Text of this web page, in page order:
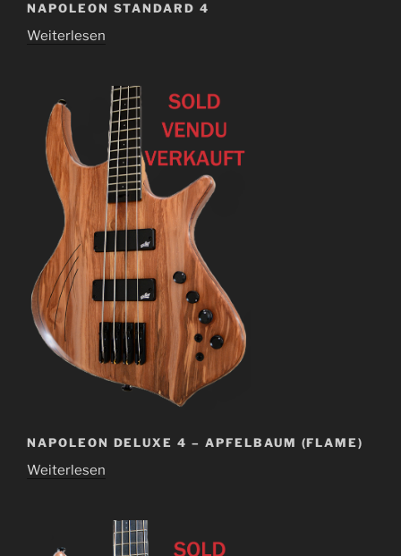
NAPOLEON STANDARD 4
Weiterlesen
NAPOLEON DELUXE 4 – APFELBAUM (FLAME)
Weiterlesen